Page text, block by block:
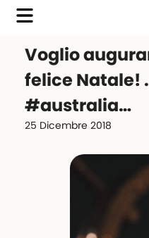
Voglio
felice Natale!
#australia…
25 Dicembre 2018